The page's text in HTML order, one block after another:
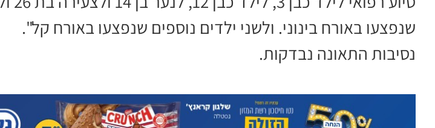
שנפצעו באורח בינוני. ולשני ילדים נוספים שנפצעו באורח קל".
נסיבות התאונה נבדקות.